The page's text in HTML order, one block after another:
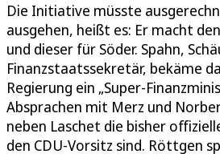
Die Initiative müsste
ausgehen, heißt es: Er macht
und dieser für Söder. Spahn,
Finanzstaatssekretär, bekäme
Regierung ein „Super-
Absprachen mit Merz und
neben Laschet die bisher
den CDU-Vorsitz sind. Röttgen